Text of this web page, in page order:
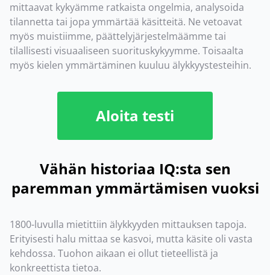
mittaavat kykyämme ratkaista ongelmia, analysoida
tilannetta tai jopa ymmärtää käsitteitä. Ne vetoavat
myös muistiimme, päättelyjärjestelmäämme tai
tilallisesti visuaaliseen suorituskykyymme. Toisaalta
myös kielen ymmärtäminen kuuluu älykkyystesteihin.
Aloita testi
Vähän historiaa IQ:sta sen
paremman ymmärtämisen vuoksi
1800-luvulla mietittiin älykkyyden mittauksen tapoja.
Erityisesti halu mittaa se kasvoi, mutta käsite oli vasta
kehdossa. Tuohon aikaan ei ollut tieteellistä ja
konkreettista tietoa.